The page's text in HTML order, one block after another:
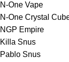
N-One Vape
N-One Crystal
NGP Empire
Killa Snus
Pablo Snus